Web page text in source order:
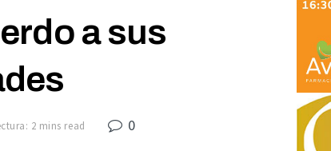
a sus
2 mins read 0